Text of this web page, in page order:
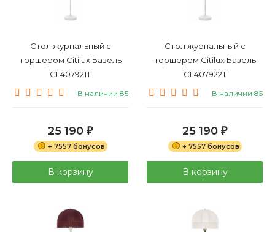
Стол журнальный с
торшером Citilux Базель
CL407921T
В наличии 85
25 190 ₽
+ 7557 бонусов
В корзину
Стол журнальный с
торшером Citilux Базель
CL407922T
В наличии 85
25 190 ₽
+ 7557 бонусов
В корзину